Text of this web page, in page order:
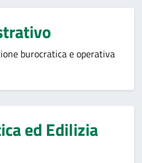
burocratica e operativa
ed Edilizia